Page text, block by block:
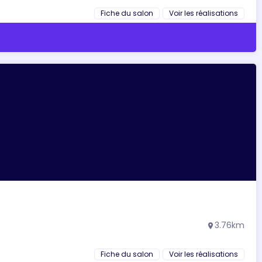
Fiche du salon Voir les réalisations
location_on 3.76km
Fiche du salon Voir les réalisations